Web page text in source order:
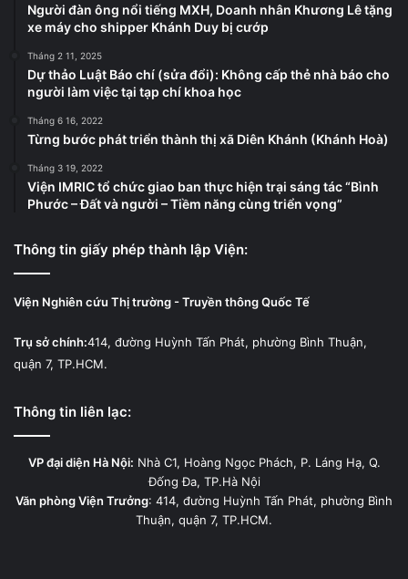
Người đàn ông nổi tiếng MXH, Doanh nhân Khương Lê tặng
xe máy cho shipper Khánh Duy bị cướp
Tháng 2 11, 2025
Dự thảo Luật Báo chí (sửa đổi): Không cấp thẻ nhà báo cho
người làm việc tại tạp chí khoa học
Tháng 6 16, 2022
Từng bước phát triển thành thị xã Diên Khánh (Khánh Hoà)
Tháng 3 19, 2022
Viện IMRIC tổ chức giao ban thực hiện trại sáng tác “Bình
Phước – Đất và người – Tiềm năng cùng triển vọng”
Thông tin giấy phép thành lập Viện:
Viện Nghiên cứu Thị trường - Truyền thông Quốc Tế
Trụ sở chính:414, đường Huỳnh Tấn Phát, phường Bình Thuận,
quận 7, TP.HCM.
Thông tin liên lạc:
VP đại diện Hà Nội: Nhà C1, Hoàng Ngọc Phách, P. Láng Hạ, Q.
Đống Đa, TP.Hà Nội
Văn phòng Viện Trưởng: 414, đường Huỳnh Tấn Phát, phường Bình
Thuận, quận 7, TP.HCM.